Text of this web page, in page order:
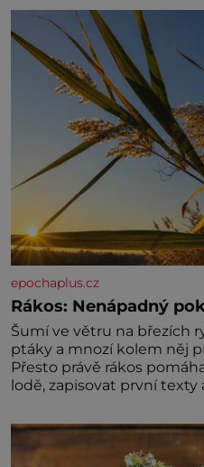
epochaplus.cz
Rákos: Nenápadný
Šumí ve větru na březích
ptáky a mnozí kolem něj
Přesto právě rákos
lodě, zapisovat první texty
už tisíce let. Většina lidí
obyčejnou kulisu letního
podívat